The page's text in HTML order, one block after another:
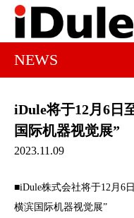
NEWS
iDule将于12月6日
国际机器视觉展”
2023.11.09
■iDule株式会社将于12月6
横滨国际机器视觉展”